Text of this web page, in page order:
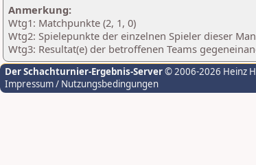
Anmerkung:
Wtg1: Matchpunkte (2, 1, 0)
Wtg2: Spielepunkte der einzelnen Spieler dieser
Wtg3: Resultat(e) der betroffenen Teams
Der Schachturnier-Ergebnis-Server© 2006-2026 Heinz
Impressum / Nutzungsbedingungen